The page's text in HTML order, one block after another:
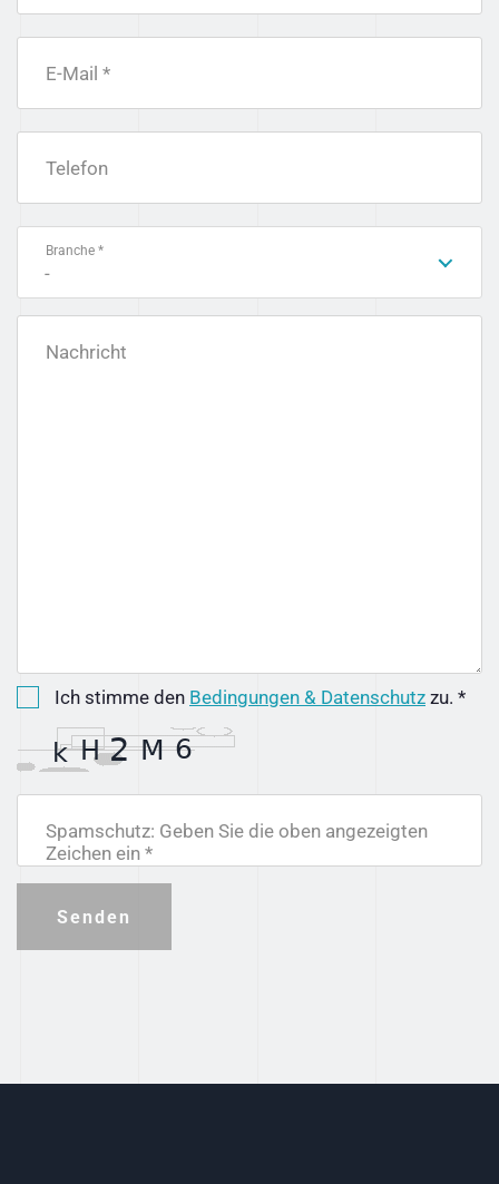
E-Mail *
Telefon
Branche *
-
Nachricht
Ich stimme den Bedingungen & Datenschutz zu. *
Spamschutz: Geben Sie die oben angezeigten
Zeichen ein *
Senden